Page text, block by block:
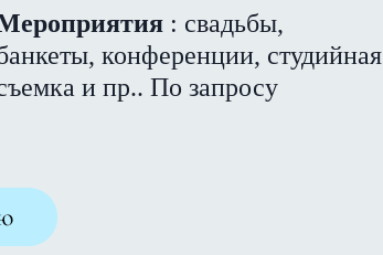
: свадьбы,
конференции, студийная
и пр.. По запросу